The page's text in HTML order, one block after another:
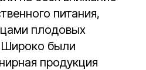
питания,
плодовых
Широко были
продукция